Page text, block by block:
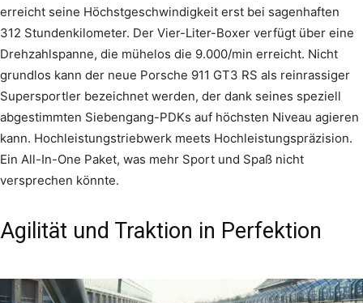
erreicht seine Höchstgeschwindigkeit erst bei sagenhaften
312 Stundenkilometer. Der Vier-Liter-Boxer verfügt über eine
Drehzahlspanne, die mühelos die 9.000/min erreicht. Nicht
grundlos kann der neue Porsche 911 GT3 RS als reinrassiger
Supersportler bezeichnet werden, der dank seines speziell
abgestimmten Siebengang-PDKs auf höchsten Niveau agieren
kann. Hochleistungstriebwerk meets Hochleistungspräzision.
Ein All-In-One Paket, was mehr Sport und Spaß nicht
versprechen könnte.
Agilität und Traktion in Perfektion